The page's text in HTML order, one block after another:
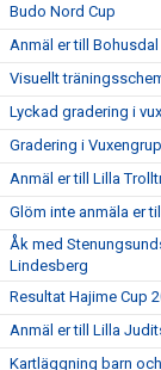
Budo Nord Cup
Anmäl er till
Visuellt
Lyckad gradering i
Gradering i
Anmäl er till Lilla
Glöm inte anmäla er
Åk med
Lindesberg
Resultat Hajime Cup
Anmäl er till Lilla
Kartläggning barn